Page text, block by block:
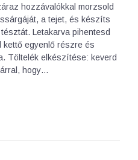
hozzávalókkal morzsold
a tejet, és készíts
Letakarva pihentesd
kettő egyenlő részre és
Töltelék elkészítése: keverd
hogy…